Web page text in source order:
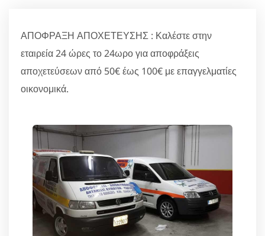
ΑΠΟΦΡΑΞΗ ΑΠΟΧΕΤΕΥΣΗΣ : Καλέστε στην
εταιρεία 24 ώρες το 24ωρο για αποφράξεις
αποχετεύσεων από 50€ έως 100€ με επαγγελματίες
οικονομικά.